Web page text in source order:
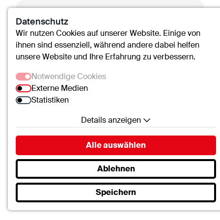
Markus Rauscher
Datenschutz
Wir nutzen Cookies auf unserer Website. Einige von
ihnen sind essenziell, während andere dabei helfen
unsere Website und Ihre Erfahrung zu verbessern.
Notwendige Cookies
Externe Medien
Statistiken
Details anzeigen
Notwendige Cookies
Essenzielle Cookies ermöglichen grundlegende
Funktionen und sind für die einwandfreie Funktion
der Website erforderlich.
SC.Cookie
Name:mscookie
Alle auswählen
Ablehnen
Speichern